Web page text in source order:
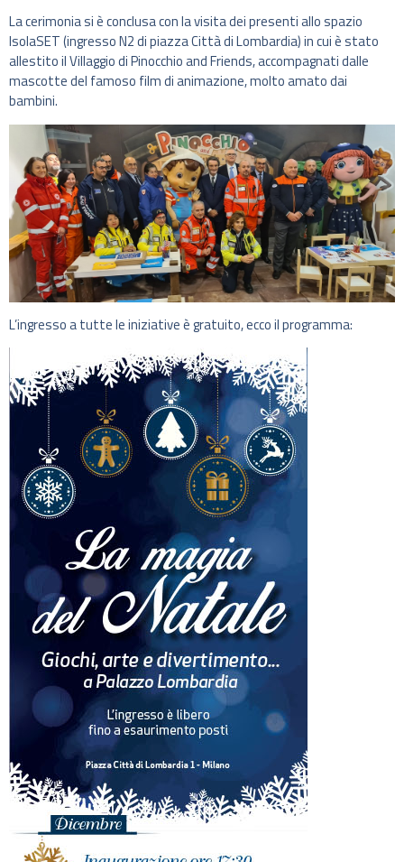
La cerimonia si è conclusa con la visita dei presenti allo spazio
IsolaSET (ingresso N2 di piazza Città di Lombardia) in cui è stato
allestito il Villaggio di Pinocchio and Friends, accompagnati dalle
mascotte del famoso film di animazione, molto amato dai
bambini.
L’ingresso a tutte le iniziative è gratuito, ecco il programma: